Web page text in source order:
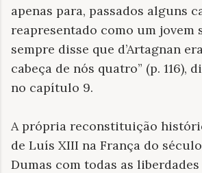
apenas para, passados alguns
reapresentado como um jovem
sempre disse que d’Artagnan
cabeça de nós quatro” (p. 116),
no capítulo 9.
A própria reconstituição
de Luís XIII na França do
Dumas com todas as